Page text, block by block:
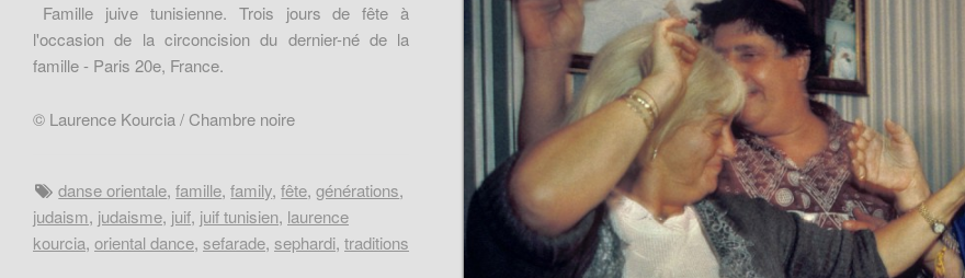
Famille juive tunisienne. Trois jours de fête à
l'occasion de la circoncision du dernier-né de la
famille - Paris 20e, France.
© Laurence Kourcia / Chambre noire
danse orientale,famille,family,fête,générations,
judaism, judaisme, juif, juif tunisien, laurence
kourcia,oriental dance, sefarade, sephardi,traditions